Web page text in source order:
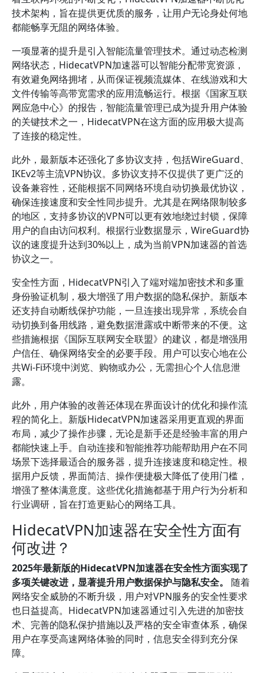
技术架构，旨在提供更优质的服务，让用户无论身处何地
都能畅享无阻的网络体验。
一项显著的提升是引入智能流量管理技术。通过动态检测
网络状态，HidecatVPN加速器可以智能分配带宽资源，
有效避免网络拥堵，从而保证视频流媒体、在线游戏和大
文件传输等高带宽需求的应用流畅运行。根据《国家互联
网应急中心》的报告，智能流量管理已成为提升用户体验
的关键技术之一，HidecatVPN在这方面的应用极大提高
了连接的稳定性。
此外，最新版本还强化了多协议支持，包括WireGuard、
IKEv2等主流VPN协议。多协议支持不仅提供了更广泛的
设备兼容性，还能根据不同网络环境自动切换最优协议，
确保连接速度和安全性同步提升。尤其是在网络限制较多
的地区，支持多协议的VPN可以更有效地绕过封锁，保障
用户的自由访问权利。根据行业数据显示，WireGuard协
议的速度提升达到30%以上，成为当前VPN加速器的首选
协议之一。
安全性方面，HidecatVPN引入了端对端加密技术和多重
身份验证机制，极大增强了用户数据的隐私保护。新版本
还支持自动断线保护功能，一旦连接出现异常，系统会自
动切换到备用线路，避免数据泄露或中断带来的不便。这
些措施根据《国际互联网安全联盟》的建议，都是增强用
户信任、确保网络安全的必要手段。用户可以安心地在公
共Wi-Fi环境中浏览、购物或办公，无需担心个人信息泄
露。
此外，用户体验的改善还体现在界面设计的优化和操作流
程的简化上。新版HidecatVPN加速器采用更直观的界面
布局，减少了操作步骤，无论是新手还是经验丰富的用户
都能快速上手。自动连接和智能推荐功能帮助用户在不同
场景下选择最适合的服务器，提升连接速度和稳定性。根
据用户反馈，界面简洁、操作便捷极大降低了使用门槛，
增强了整体满意度。这些优化措施都基于用户行为分析和
行业调研，旨在打造更贴心的网络工具。
HidecatVPN加速器在安全性方面有
何改进？
2025年最新版的HidecatVPN加速器在安全性方面实现了
多项关键改进，显著提升用户数据保护与隐私安全。
随着
网络安全威胁的不断升级，用户对VPN服务的安全性要求
也日益提高。HidecatVPN加速器通过引入先进的加密技
术、完善的隐私保护措施以及严格的安全审查体系，确保
用户在享受高速网络体验的同时，信息安全得到充分保
障。